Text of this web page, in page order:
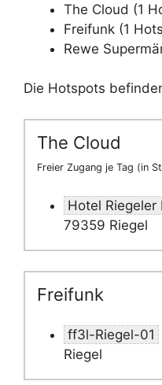
The Cloud (1
Freifunk (1
Rewe
Die Hotspots
The Cloud
Freier Zugang je Tag (in
Hotel Riegeler
79359 Riegel
Freifunk
ff3l-Riegel-01
Riegel